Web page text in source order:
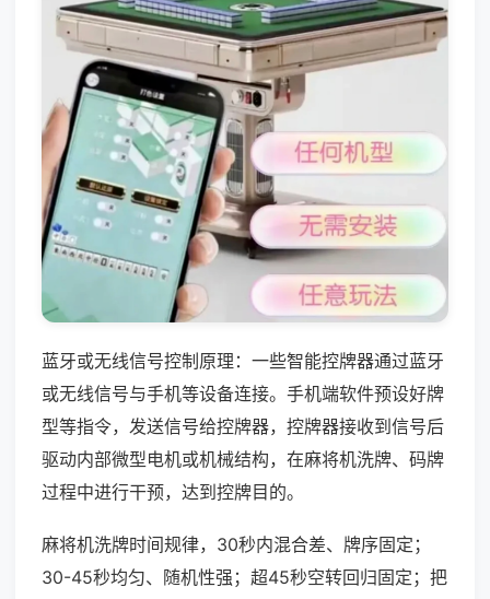
蓝牙或无线信号控制原理：一些智能控牌器通过蓝牙
或无线信号与手机等设备连接。手机端软件预设好牌
型等指令，发送信号给控牌器，控牌器接收到信号后
驱动内部微型电机或机械结构，在麻将机洗牌、码牌
过程中进行干预，达到控牌目的。
麻将机洗牌时间规律，30秒内混合差、牌序固定；
30-45秒均匀、随机性强；超45秒空转回归固定；把